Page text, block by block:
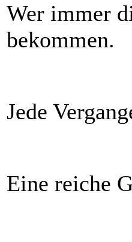
Wer immer
bekommen.
Jede
Eine reiche